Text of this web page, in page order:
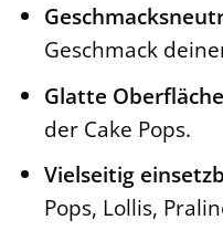
Geschmack
Glatte
der Cake Pops.
Vielseitig
Pops, Lollis,